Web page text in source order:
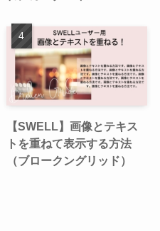
【SWELL】画像とテキス
トを重ねて表示する方法
（ブロークングリッド）